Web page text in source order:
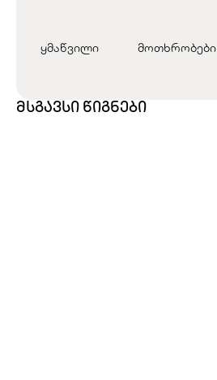
ყმაწვილი მოთხრობები
მსგავსი წიგნები